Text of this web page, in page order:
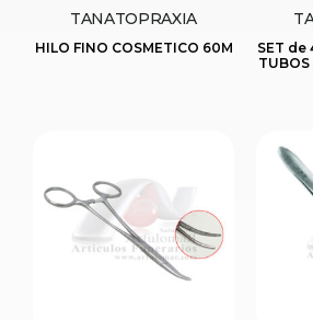
TANATOPRAXIA
HILO FINO COSMETICO 60M
SET de
TUBOS